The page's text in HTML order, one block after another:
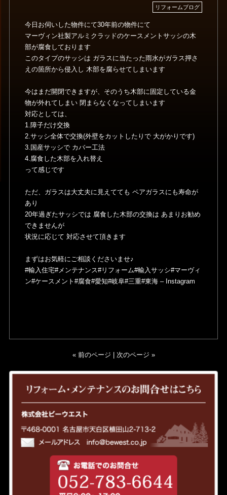
リフォームブログ
今日お伺いした物件にて30年前の物件にて
マーヴィン社製アルミクラッドのケースメントサッシの木
部が腐食しております
このタイプのサッシは ガラスに当たった雨水がガラス押さ
えの箇所から侵入し 木部を腐らせてしまいます
今はまだ開閉できますが、そのうち木部に固定している金
物が外れてしまい 閉まらなくなってしまいます
対応としては、
1.障子だけ交換
2.サッシ全体で交換(外壁をカットしたりで 大がかりです)
3.国産サッシで カバー工法
4.腐食した木部を入れ替え
って感じです
ただ、ガラスは大丈夫に見えてても ペアガラスにも寿命が
あり
20年過ぎたサッシでは 腐食した木部の交換は あまりお勧め
できませんが
状況に応じて 対応させて頂きます
まずはお気軽にご相談くださいませ♪
#輸入住宅#メンテナンス#リフォーム#輸入サッシ#マーヴィ
ン#ケースメント#腐食#愛知#岐阜#三重#東海 – Instagram
« 前のページ 次のページ »